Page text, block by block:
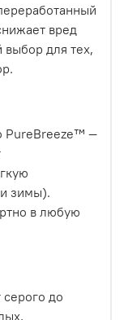
вред
для тех,
PureBreeze™ —
зимы).
в любую
до